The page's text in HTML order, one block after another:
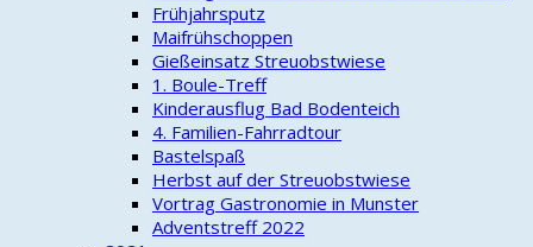
Frühjahrsputz
Maifrühschoppen
Gießeinsatz Streuobstwiese
1. Boule-Treff
Kinderausflug Bad Bodenteich
4. Familien-Fahrradtour
Bastelspaß
Herbst auf der Streuobstwiese
Vortrag Gastronomie in Munster
Adventstreff 2022